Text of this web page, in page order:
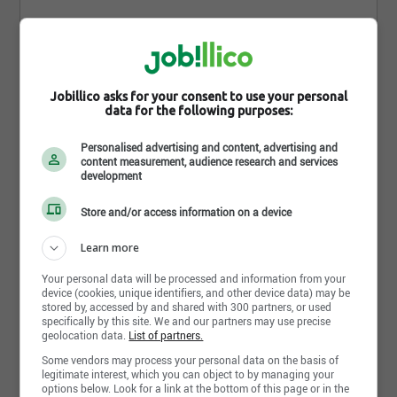
bâtissons un monde plus éclairé, où
Votre mission principale sera d’assurer une
expérience de qualité pour nos usagers. Cela inclut
l’accueil, le conseil, la gestion des services
téléphoniques et courriels, le prêt automatisé, les
abonnements, la circulation et le classement des
documents. Vous contribuerez également à la
valorisation des collections, à l’animation et à la
bibliothèque.
VOS RESPONSABILITÉS
Accueillir, renseigner et orienter les usagers sur
les services de la bibliothèque, les collections
et le prêt automatisé.
Former les usagers à l'utilisation du catalogue
et des outils de recherche.
Équité en emploi
Cet employeur souscrit au principe d'équité en
emploi et applique un programme d'accès à l'égalité
en emploi pour les femmes, les autochtones, les
minorités visibles, les minorités ethniques et les
personnes handicapées
Exigences
Niveau d'études
Secondaire
Diplôme
DES
Jobillico asks for your consent to use your personal
data for the following purposes:
Personalised advertising and content, advertising and
content measurement, audience research and services
development
Store and/or access information on a device
Learn more
Your personal data will be processed and information from your
device (cookies, unique identifiers, and other device data) may be
stored by, accessed by and shared with 300 partners, or used
specifically by this site. We and our partners may use precise
geolocation data. List of partners.
Some vendors may process your personal data on the basis of
legitimate interest, which you can object to by managing your
options below. Look for a link at the bottom of this page or in the